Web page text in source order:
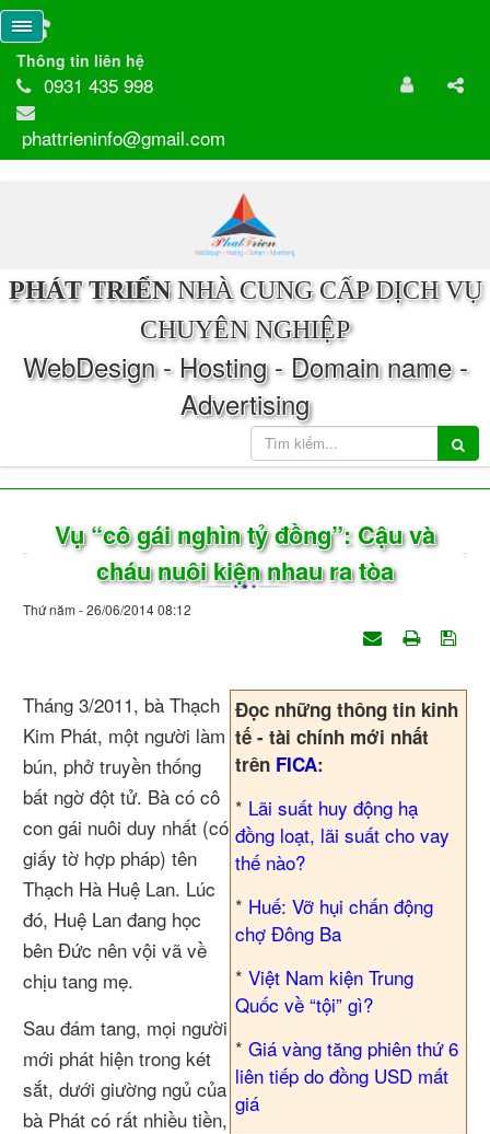
Thông tin liên hệ
0931 435 998
phattrieninfo@gmail.com
PHÁT TRIỂNNHÀ CUNG CẤP DỊCH VỤ
CHUYÊN NGHIỆP
WebDesign - Hosting - Domain name -
Advertising
Vụ “cô gái nghìn tỷ đồng”: Cậu và
cháu nuôi kiện nhau ra tòa
Thứ năm - 26/06/2014 08:12
Đọc những thông tin kinh
tế - tài chính mới nhất
trên FICA:
* Lãi suất huy động hạ
đồng loạt, lãi suất cho vay
thế nào?
* Huế: Vỡ hụi chấn động
chợ Đông Ba
* Việt Nam kiện Trung
Quốc về “tội” gì?
* Giá vàng tăng phiên thứ 6
liên tiếp do đồng USD mất
giá
Tháng 3/2011, bà Thạch
Kim Phát, một người làm
bún, phở truyền thống
bất ngờ đột tử. Bà có cô
con gái nuôi duy nhất (có
giấy tờ hợp pháp) tên
Thạch Hà Huệ Lan. Lúc
đó, Huệ Lan đang học
bên Đức nên vội vã về
chịu tang mẹ.
Sau đám tang, mọi người
mới phát hiện trong két
sắt, dưới giường ngủ của
bà Phát có rất nhiều tiền,